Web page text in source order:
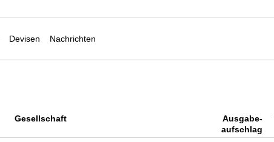
Devisen Nachrichten
Gesellschaft
Ausgabe-
aufschlag